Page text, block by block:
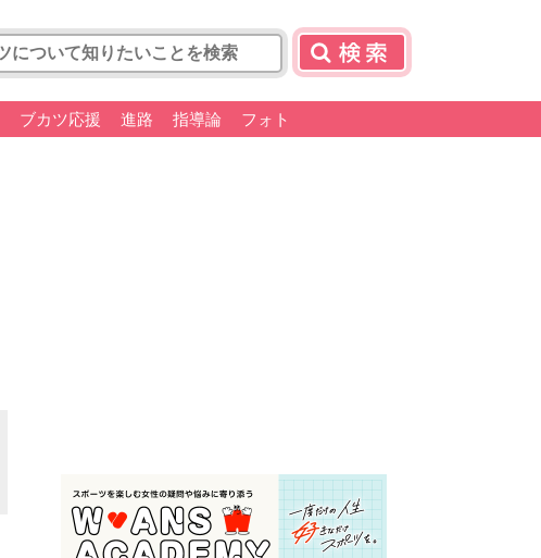
ブカツ応援 進路 指導論 フォト